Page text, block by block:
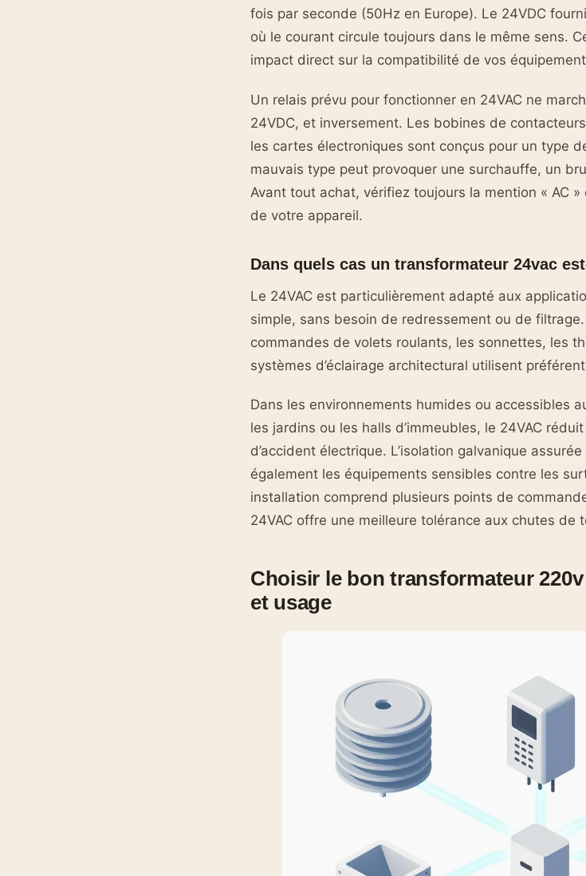
fois par seconde (50Hz en Europe). Le 24VDC
où le courant circule toujours dans le même sens.
impact direct sur la compatibilité de vos
Un relais prévu pour fonctionner en 24VAC ne
24VDC, et inversement. Les bobines de
les cartes électroniques sont conçus pour un type
mauvais type peut provoquer une surchauffe, un
Avant tout achat, vérifiez toujours la mention « AC
de votre appareil.
Dans quels cas un transformateur 24vac
Le 24VAC est particulièrement adapté aux
simple, sans besoin de redressement ou de
commandes de volets roulants, les sonnettes, les
systèmes d’éclairage architectural utilisent
Dans les environnements humides ou accessibles
les jardins ou les halls d’immeubles, le 24VAC
d’accident électrique. L’isolation galvanique
également les équipements sensibles contre les
installation comprend plusieurs points de
24VAC offre une meilleure tolérance aux chutes de
Choisir le bon transformateur
et usage